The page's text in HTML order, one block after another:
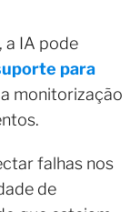
a IA pode
para
monitorização
falhas nos
de